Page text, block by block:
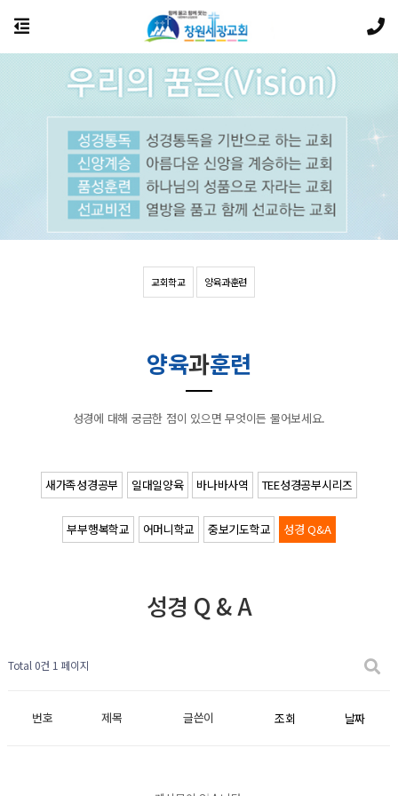
교회학교 양육과훈련
양육과훈련
성경에 대해 궁금한 점이 있으면 무엇이든 물어보세요.
새가족성경공부 일대일양육 바나바사역 TEE성경공부시리즈
부부행복학교 어머니학교 중보기도학교 성경 Q&A
성경 Q & A
Total 0건 1 페이지
번호 제목 글쓴이 조회 날짜